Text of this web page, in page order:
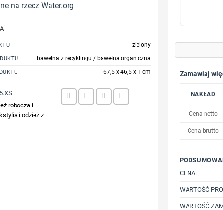
na rzecz Water.org
zielony
bawełna z recyklingu / bawełna organiczna
67,5 x 46,5 x 1 cm
robocza i
i odzież z
Zamawiaj
NAKŁAD
Cena netto
Cena brutto
CENA:
WARTOŚĆ
WARTOŚĆ